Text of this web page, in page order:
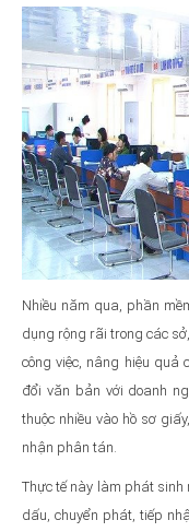
Nhiều năm qua, phần
dụng rộng rãi trong các
công việc, nâng hiệu quả
đổi văn bản với doanh
thuộc nhiều vào hồ sơ
nhận phân tán.
Thực tế này làm phát sinh
dấu, chuyển phát, tiếp